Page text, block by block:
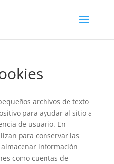
archivos de texto
para ayudar al sitio a
de usuario. En
para conservar las
información
como cuentas de